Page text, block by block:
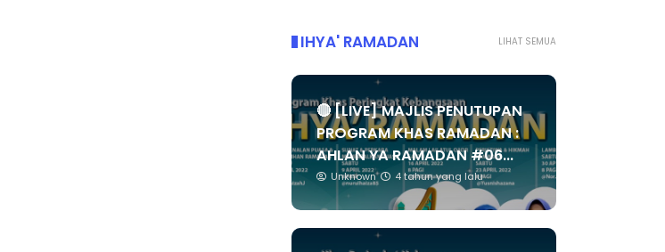
LIHAT SEMUA
IHYA' RAMADAN
🔴 [LIVE] MAJLIS PENUTUPAN
PROGRAM KHAS RAMADAN :
AHLAN YA RAMADAN #06...
Unknown 4 tahun yang lalu